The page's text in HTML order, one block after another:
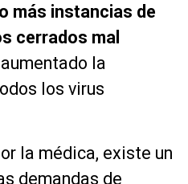
más instancias de
cerrados mal
la
los virus
la médica, existe un
demandas de